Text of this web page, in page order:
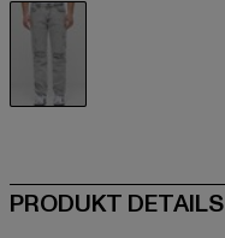
PRODUKT DETAILS